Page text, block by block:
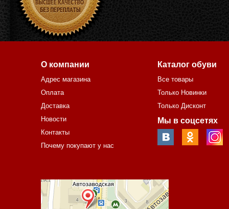
О компании
Адрес магазина
Оплата
Доставка
Новости
Контакты
Почему покупают у нас
Каталог обуви
Все товары
Только Новинки
Только Дисконт
Мы в соцсетях